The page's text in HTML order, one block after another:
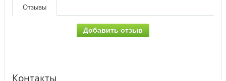
Отзывы
Добавить отзыв
Контакты